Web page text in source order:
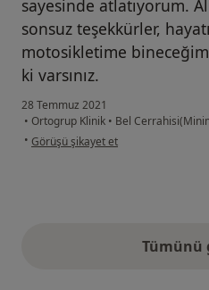
sayesinde atlatıyorum.
sonsuz teşekkürler,
motosikletime
ki varsınız.
28 Temmuz 2021
• Ortogrup Klinik • Bel
• kullanıcının görüşüne göre se...a
Görüşü şikayet et
Tümünü